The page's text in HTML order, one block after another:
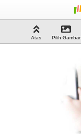
Atas Pilih Gambar